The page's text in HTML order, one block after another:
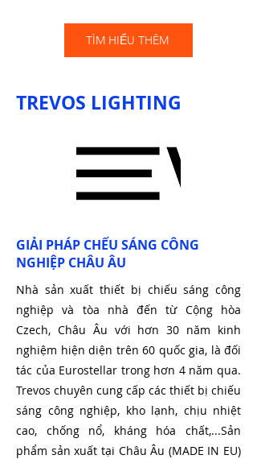
TÌM HIỂU THÊM
TREVOS LIGHTING
GIẢI PHÁP CHẾU SÁNG CÔNG
NGHIỆP CHÂU ÂU
Nhà sản xuất thiết bị chiếu sáng công
nghiệp và tòa nhà đến từ Cộng hòa
Czech, Châu Âu với hơn 30 năm kinh
nghiệm hiện diện trên 60 quốc gia, là đối
tác của Eurostellar trong hơn 4 năm qua.
Trevos chuyên cung cấp các thiết bị chiếu
sáng công nghiệp, kho lạnh, chịu nhiệt
cao, chống nổ, kháng hóa chất,...Sản
phẩm sản xuất tại Châu Âu (MADE IN EU)